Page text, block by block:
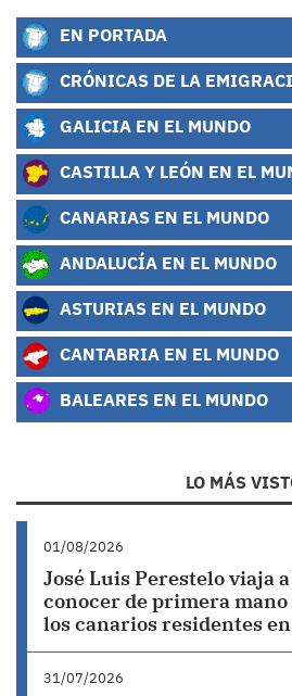
EN PORTADA
CRÓNICAS DE LA
GALICIA EN EL MUNDO
CASTILLA Y LEÓN EN EL
CANARIAS EN EL MUNDO
ANDALUCÍA EN EL MUNDO
ASTURIAS EN EL MUNDO
CANTABRIA EN EL MUNDO
BALEARES EN EL MUNDO
LO MÁS
01/08/2026
José Luis Perestelo viaja
conocer de primera
los canarios residentes
31/07/2026